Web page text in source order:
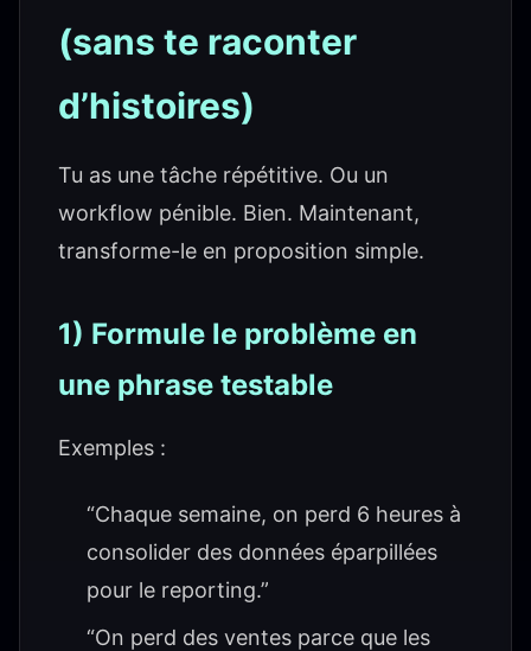
(sans te raconter
d’histoires)
Tu as une tâche répétitive. Ou un
workflow pénible. Bien. Maintenant,
transforme-le en proposition simple.
1) Formule le problème en
une phrase testable
Exemples :
“Chaque semaine, on perd 6 heures à
consolider des données éparpillées
pour le reporting.”
“On perd des ventes parce que les